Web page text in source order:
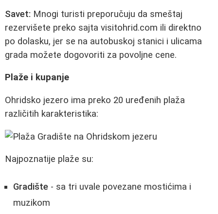
Savet: Mnogi turisti preporučuju da smeštaj
rezervišete preko sajta visitohrid.com ili direktno
po dolasku, jer se na autobuskoj stanici i ulicama
grada možete dogovoriti za povoljne cene.
Plaže i kupanje
Ohridsko jezero ima preko 20 uređenih plaža
različitih karakteristika:
Najpoznatije plaže su:
Gradište - sa tri uvale povezane mostićima i
muzikom